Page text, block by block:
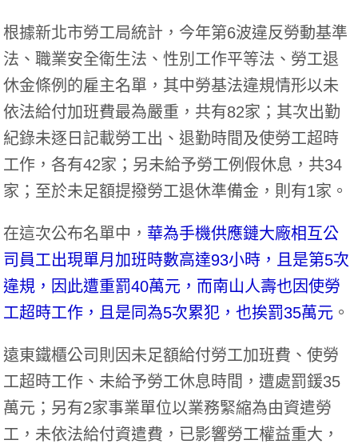
根據新北市勞工局統計，今年第6波違反勞動基準
法、職業安全衛生法、性別工作平等法、勞工退
休金條例的雇主名單，其中勞基法違規情形以未
依法給付加班費最為嚴重，共有82家；其次出勤
紀錄未逐日記載勞工出、退勤時間及使勞工超時
工作，各有42家；另未給予勞工例假休息，共34
家；至於未足額提撥勞工退休準備金，則有1家。
在這次公布名單中， 華為手機供應鏈大廠相互公
司員工出現單月加班時數高達93小時，且是第5次
違規，因此遭重罰40萬元，而南山人壽也因使勞
工超時工作，且是同為5次累犯，也挨罰35萬元 。
遠東鐵櫃公司則因未足額給付勞工加班費、使勞
工超時工作、未給予勞工休息時間，遭處罰鍰35
萬元；另有2家事業單位以業務緊縮為由資遣勞
工，未依法給付資遣費，已影響勞工權益重大，